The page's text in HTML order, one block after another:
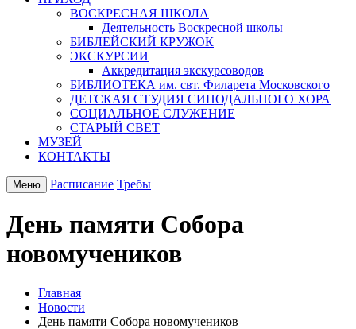
ВОСКРЕСНАЯ ШКОЛА
Деятельность Воскресной школы
БИБЛЕЙСКИЙ КРУЖОК
ЭКСКУРСИИ
Аккредитация экскурсоводов
БИБЛИОТЕКА им. свт. Филарета Московского
ДЕТСКАЯ СТУДИЯ СИНОДАЛЬНОГО ХОРА
СОЦИАЛЬНОЕ СЛУЖЕНИЕ
СТАРЫЙ СВЕТ
МУЗЕЙ
КОНТАКТЫ
Меню Расписание Требы
День памяти Собора
новомучеников
Главная
Новости
День памяти Собора новомучеников